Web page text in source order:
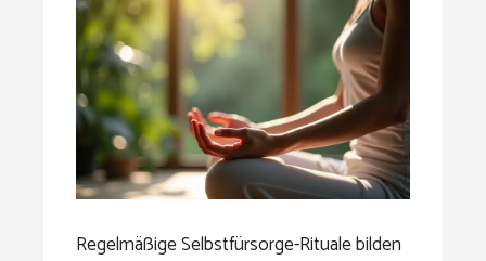
Regelmäßige Selbstfürsorge-Rituale bilden